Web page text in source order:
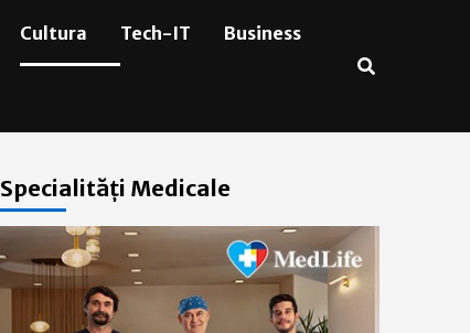
Cultura Tech-IT Business
Specialități Medicale